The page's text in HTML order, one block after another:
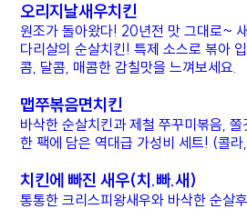
오리지날새우치킨
원조가 돌아왔다! 20년전 맛 그대로~
다리살의 순살치킨! 특제 소스로 볶아
콤, 달콤, 매콤한 감칠맛을 느껴보세요.
맵쭈볶음면치킨
바삭한 순살치킨과 제철 쭈꾸미볶음,
한 팩에 담은 역대급 가성비 세트! (콜
치킨에 빠진 새우(치.빠.새)
통통한 크리스피왕새우와 바삭한 순살